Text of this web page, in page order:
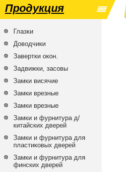
Продукция
Глазки
Доводчики
Завертки окон.
Задвижки, засовы
Замки висячие
Замки врезные
Замки врезные
Замки и фурнитура д/
китайских дверей
Замки и фурнитура для
пластиковых дверей
Замки и фурнитура для
финских дверей